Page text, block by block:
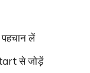
पहचान लें
से जोड़ें